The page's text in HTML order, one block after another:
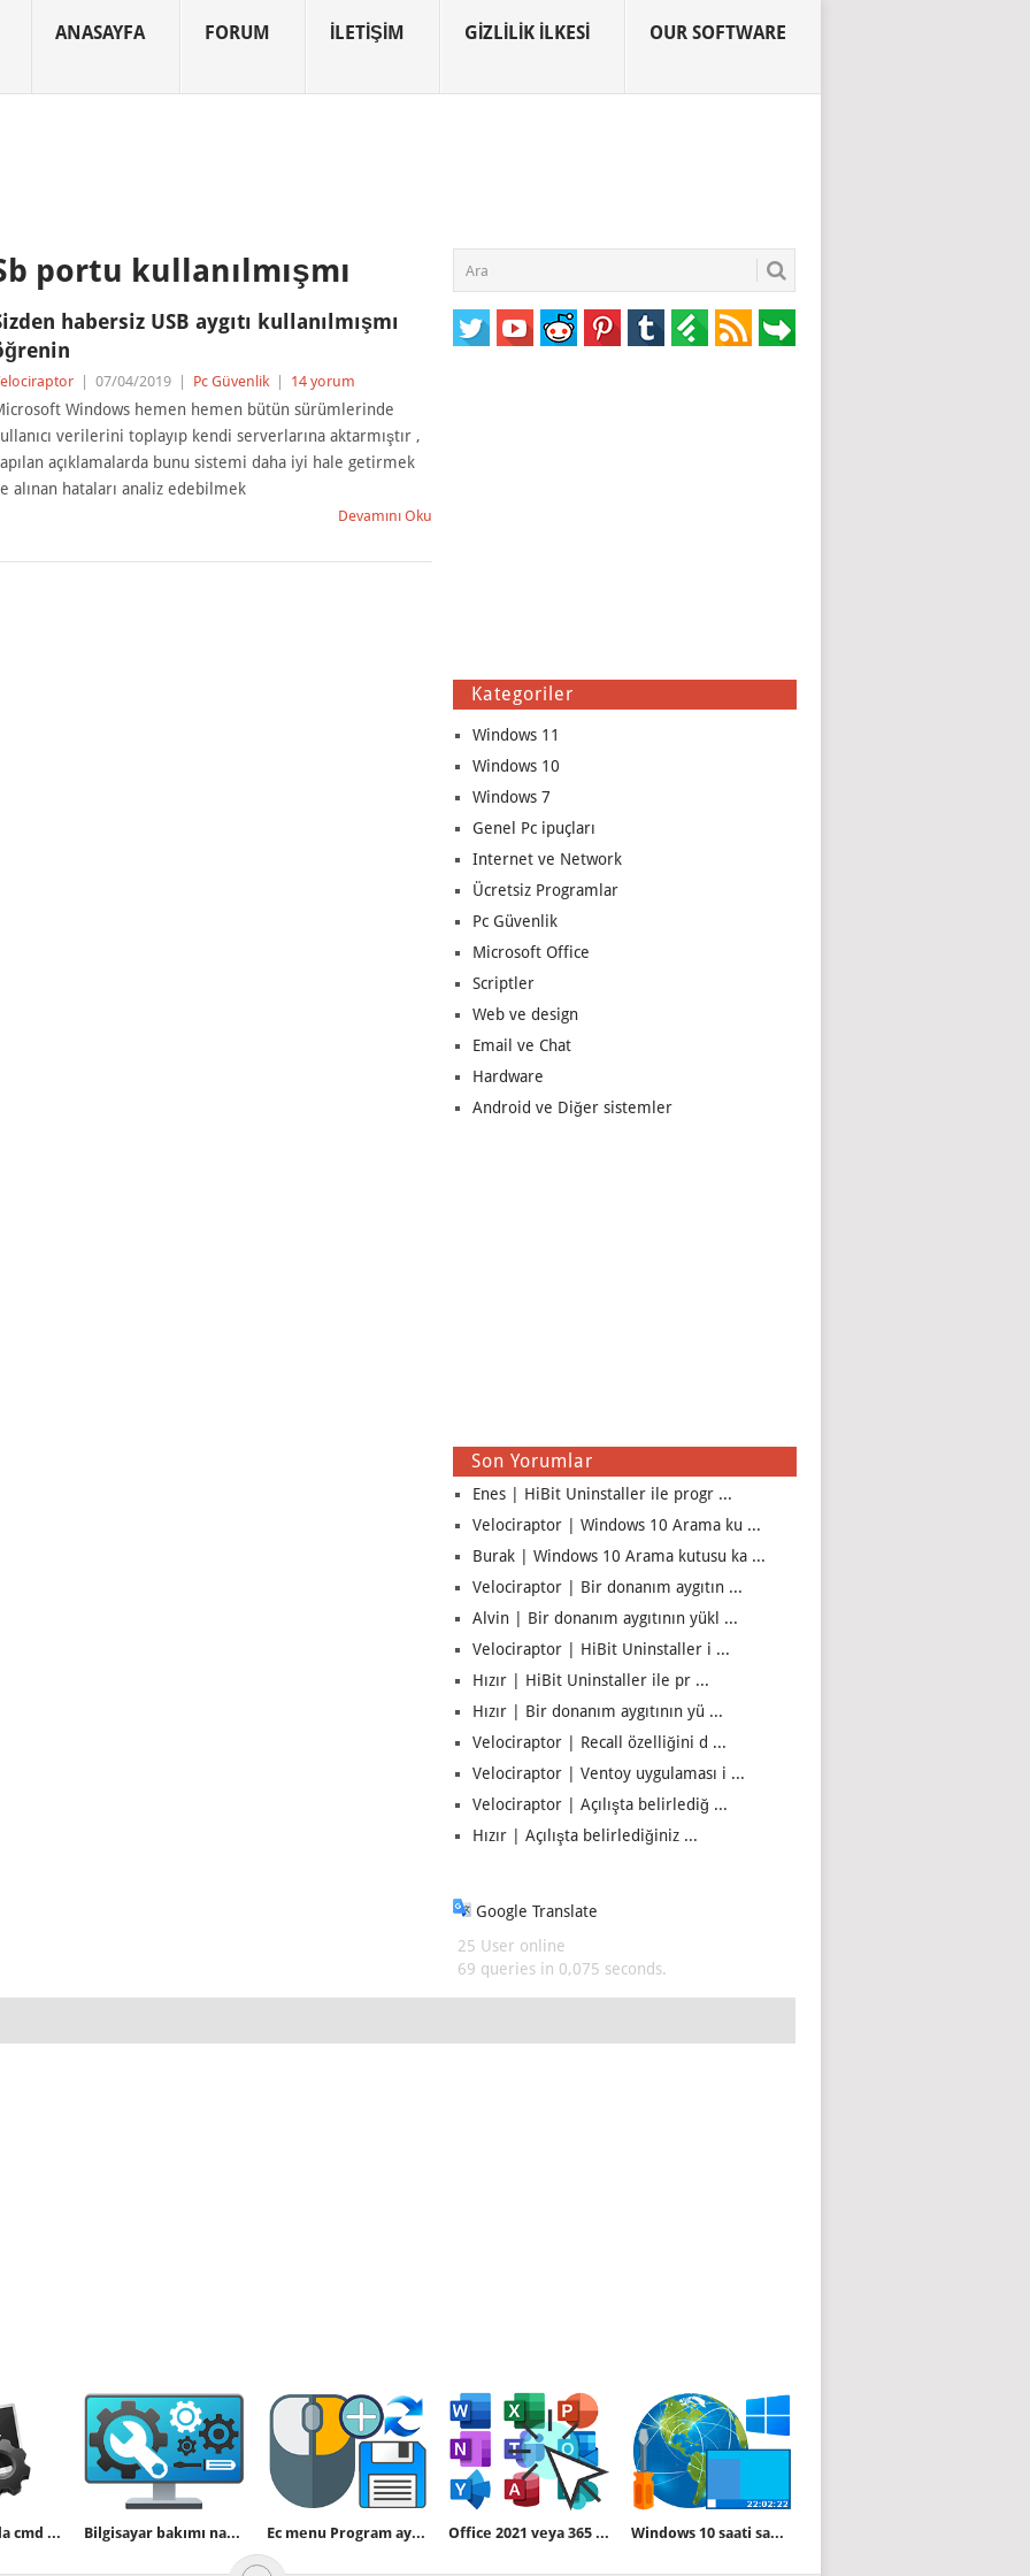
ANASAYFA FORUM İLETIŞIM GIZLILIK İLKESI OUR SOFTWARE
portu kullanılmışmı
habersiz USB aygıtı kullanılmışmı
07/04/2019 Pc Güvenlik 14 yorum
Windows hemen hemen bütün sürümlerinde
verilerini toplayıp kendi serverlarına aktarmıştır ,
açıklamalarda bunu sistemi daha iyi hale getirmek
alınan hataları analiz edebilmek
Devamını Oku
Kategoriler
Windows 11
Windows 10
Windows 7
Genel Pc ipuçları
Internet ve Network
Ücretsiz Programlar
Pc Güvenlik
Microsoft Office
Scriptler
Web ve design
Email ve Chat
Hardware
Android ve Diğer sistemler
Son Yorumlar
Enes | HiBit Uninstaller ile progr ...
Velociraptor | Windows 10 Arama ku ...
Burak | Windows 10 Arama kutusu ka ...
Velociraptor | Bir donanım aygıtın ...
Alvin | Bir donanım aygıtının yükl ...
Velociraptor | HiBit Uninstaller i ...
Hızır | HiBit Uninstaller ile pr ...
Hızır | Bir donanım aygıtının yü ...
Velociraptor | Recall özelliğini d ...
Velociraptor | Ventoy uygulaması i ...
Velociraptor | Açılışta belirlediğ ...
Hızır | Açılışta belirlediğiniz ...
Google Translate
25 User online
69 queries in 0,075 seconds.
Bat komutunda cmd ekranı açık kalıyor Bilgisayar bakımı nasıl devre dışı bırakılır Ec menu Program ayarları nasıl kaydedilir Office 2021 veya 365 te seçmeli kurulum yapın Windows 10 saati saniyeyide göstersin